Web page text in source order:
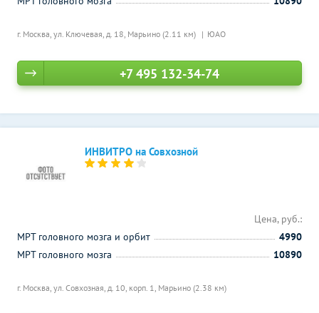
г. Москва, ул. Ключевая, д. 18, Марьино (2.11 км) ЮАО
+7 495 132-34-74
ИНВИТРО на Совхозной
г. Москва, ул. Совхозная, д. 10, корп. 1, Марьино (2.38 км)
Цена, руб.:
МРТ головного мозга и орбит
4990
МРТ головного мозга
10890